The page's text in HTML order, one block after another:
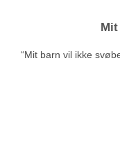
“Mit barn vil ikke